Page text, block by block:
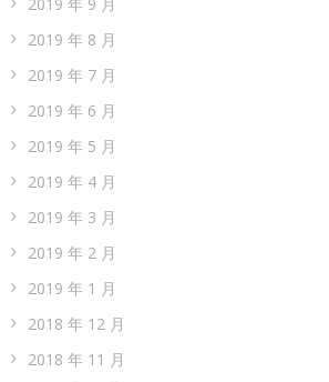
2019 年 8 月
2019 年 7 月
2019 年 6 月
2019 年 5 月
2019 年 4 月
2019 年 3 月
2019 年 2 月
2019 年 1 月
2018 年 12 月
2018 年 11 月